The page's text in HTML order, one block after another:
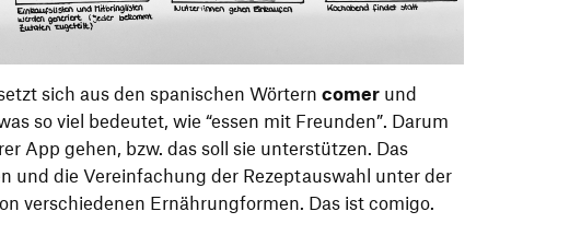
sich aus den spanischen Wörtern comer und
so viel bedeutet, wie “essen mit Freunden”. Darum
App gehen, bzw. das soll sie unterstützen. Das
und die Vereinfachung der Rezeptauswahl unter der
verschiedenen Ernährungformen. Das ist comigo.